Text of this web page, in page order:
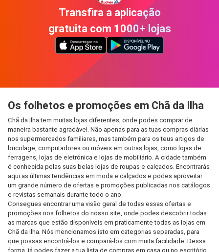
Transfira a aplicação
gratuita com 1000+ lojas
Os folhetos e promoções em Chã da Ilha
Chã da Ilha tem muitas lojas diferentes, onde podes comprar de
maneira bastante agradável. Não apenas para as tuas compras diárias
nos supermercados familiares, mas também para os teus artigos de
bricolage, computadores ou móveis em outras lojas, como lojas de
ferragens, lojas de eletrónica e lojas de mobiliário. A cidade também
é conhecida pelas suas belas lojas de roupas e calçados. Encontrarás
aqui as últimas tendências em moda e calçados e podes aproveitar
um grande número de ofertas e promoções publicadas nos catálogos
e revistas semanais durante todo o ano.
Consegues encontrar uma visão geral de todas essas ofertas e
promoções nos folhetos do nosso site, onde podes descobrir todas
as marcas que estão disponíveis em praticamente todas as lojas em
Chã da Ilha. Nós mencionamos isto em categorias separadas, para
que possas encontrá-los e compará-los com muita facilidade. Dessa
forma, já podes fazer a tua lista de compras em casa ou no escritório,